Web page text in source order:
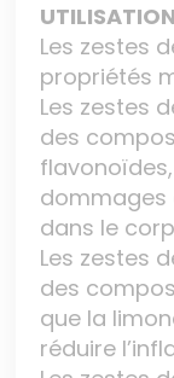
Les zestes
propriétés
Les zestes
des
dommages
dans le
Les zestes
des
que la
réduire